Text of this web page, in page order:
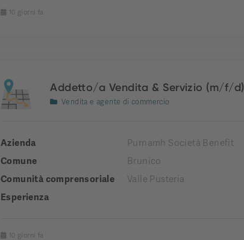
10 giorni fa
Addetto/a Vendita & Servizio (m/f/d)
Vendita e agente di commercio
Azienda
Purnamh Società Benefit
Comune
Brunico
Comunità comprensoriale
Valle Pusteria
Esperienza
10 giorni fa